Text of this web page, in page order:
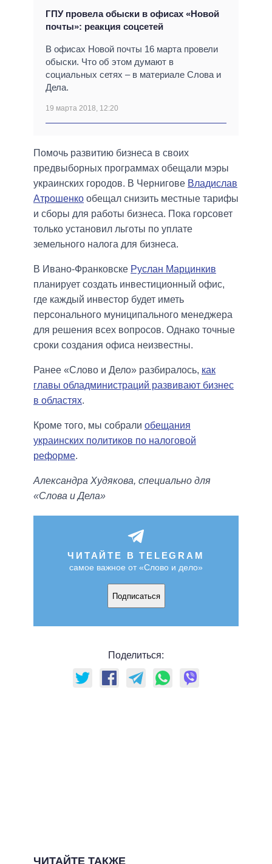
ГПУ провела обыски в офисах «Новой
почты»: реакция соцсетей
В офисах Новой почты 16 марта провели
обыски. Что об этом думают в
социальных сетях – в материале Слова и
Дела.
19 марта 2018, 12:20
Помочь развитию бизнеса в своих
предвыборных программах обещали мэры
украинских городов. В Чернигове Владислав
Атрошенко обещал снизить местные тарифы
и сборы для работы бизнеса. Пока горсовет
только установил льготы по уплате
земельного налога для бизнеса.
В Ивано-Франковске Руслан Марцинкив
планирует создать инвестиционный офис,
где каждый инвестор будет иметь
персонального муниципального менеджера
для решения всех вопросов. Однако точные
сроки создания офиса неизвестны.
Ранее «Слово и Дело» разбиралось, как
главы обладминистраций развивают бизнес
в областях.
Кроме того, мы собрали обещания
украинских политиков по налоговой
реформе.
Александра Худякова, специально для
«Слова и Дела»
ЧИТАЙТЕ В TELEGRAM
самое важное от «Слово и дело»
Подписаться
Поделиться:
ЧИТАЙТЕ ТАКЖЕ